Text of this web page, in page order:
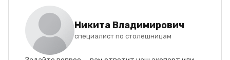
Никита Владимирович
специалист по столешницам